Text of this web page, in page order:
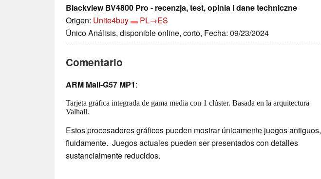
Blackview BV4800 Pro - recenzja, test, opinia i dane techniczne
Origen: Unite4buy
PL→ES
Único Análisis, disponible online, corto, Fecha: 09/23/2024
Comentario
ARM Mali-G57 MP1:
Tarjeta gráfica integrada de gama media con 1 clúster. Basada en la arquitectura
Valhall.
Estos procesadores gráficos pueden mostrar únicamente juegos antiguos,
fluidamente. Juegos actuales pueden ser presentados con detalles
sustancialmente reducidos.